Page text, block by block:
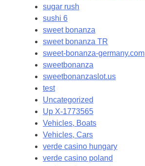
sugar rush
sushi 6
sweet bonanza
sweet bonanza TR
sweet-bonanza-germany.com
sweetbonanza
sweetbonanzaslot.us
test
Uncategorized
Up X-1773565
Vehicles, Boats
Vehicles, Cars
verde casino hungary
verde casino poland